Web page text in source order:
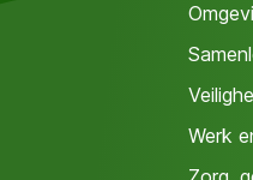
Werk